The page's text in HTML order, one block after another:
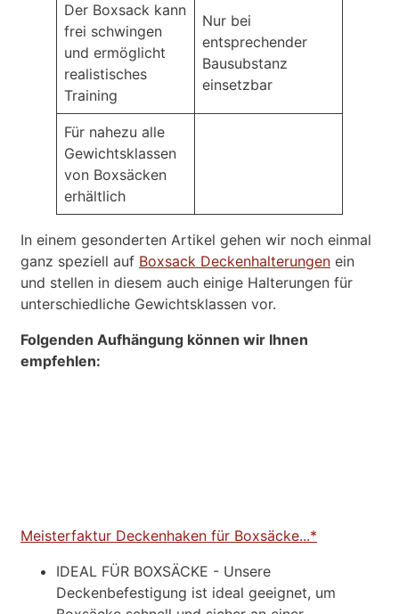
Der Boxsack kann
frei schwingen
und ermöglicht
realistisches
Training
Nur bei
entsprechender
Bausubstanz
einsetzbar
Für nahezu alle
Gewichtsklassen
von Boxsäcken
erhältlich
In einem gesonderten Artikel gehen wir noch einmal
ganz speziell auf Boxsack Deckenhalterungen ein
und stellen in diesem auch einige Halterungen für
unterschiedliche Gewichtsklassen vor.
Folgenden Aufhängung können wir Ihnen
empfehlen:
Meisterfaktur Deckenhaken für Boxsäcke...*
IDEAL FÜR BOXSÄCKE - Unsere
Deckenbefestigung ist ideal geeignet, um